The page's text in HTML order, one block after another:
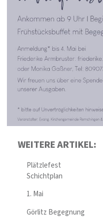
WEITERE ARTIKEL:
Plätzlefest
Schichtplan
1. Mai
Görlitz Begegnung